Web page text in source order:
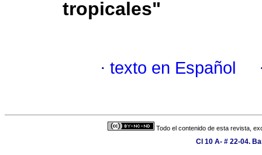
tropicales"
· texto en Español
Todo el contenido de esta revista,
Cl 10 A- # 22-04.